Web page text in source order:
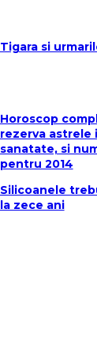
Tigara si
Horoscop
rezerva astrele
sanatate, si
pentru 2014
Silicoanele
la zece ani